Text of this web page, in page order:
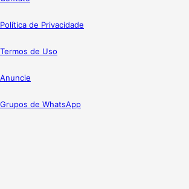
Política de Privacidade
Termos de Uso
Anuncie
Grupos de WhatsApp